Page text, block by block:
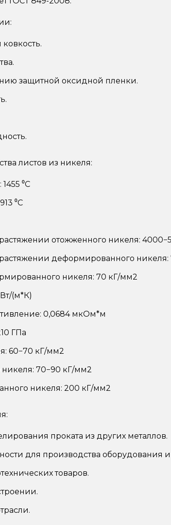
защитной оксидной пленки.
листов из никеля:
⁰С
⁰С
отожженного никеля:
деформированного
никеля: 70 кГ/мм2
(м*К)
0,0684 мкОм*м
ГПа
60−70 кГ/мм2
70−90 кГ/мм2
никеля: 200 кГ/мм2
проката из других металлов.
для производства оборудования
товаров.